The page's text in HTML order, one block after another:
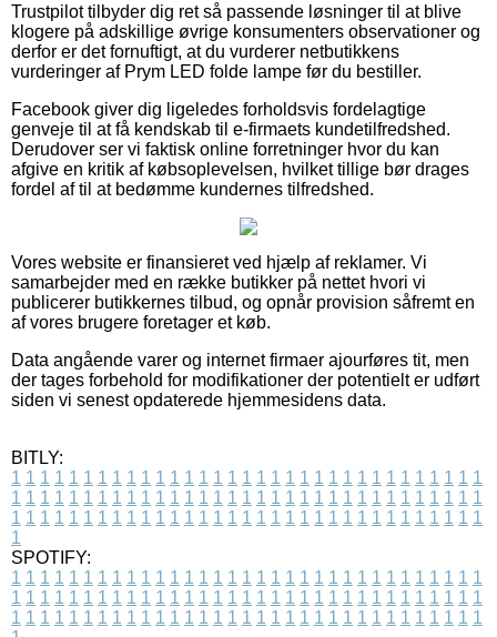
Trustpilot tilbyder dig ret så passende løsninger til at blive
klogere på adskillige øvrige konsumenters observationer og
derfor er det fornuftigt, at du vurderer netbutikkens
vurderinger af Prym LED folde lampe før du bestiller.
Facebook giver dig ligeledes forholdsvis fordelagtige
genveje til at få kendskab til e-firmaets kundetilfredshed.
Derudover ser vi faktisk online forretninger hvor du kan
afgive en kritik af købsoplevelsen, hvilket tillige bør drages
fordel af til at bedømme kundernes tilfredshed.
Vores website er finansieret ved hjælp af reklamer. Vi
samarbejder med en række butikker på nettet hvori vi
publicerer butikkernes tilbud, og opnår provision såfremt en
af vores brugere foretager et køb.
Data angående varer og internet firmaer ajourføres tit, men
der tages forbehold for modifikationer der potentielt er udført
siden vi senest opdaterede hjemmesidens data.
BITLY:
1 1 1 1 1 1 1 1 1 1 1 1 1 1 1 1 1 1 1 1 1 1 1 1 1 1 1 1 1 1 1 1 1
1 1 1 1 1 1 1 1 1 1 1 1 1 1 1 1 1 1 1 1 1 1 1 1 1 1 1 1 1 1 1 1 1
1 1 1 1 1 1 1 1 1 1 1 1 1 1 1 1 1 1 1 1 1 1 1 1 1 1 1 1 1 1 1 1 1
1
SPOTIFY:
1 1 1 1 1 1 1 1 1 1 1 1 1 1 1 1 1 1 1 1 1 1 1 1 1 1 1 1 1 1 1 1 1
1 1 1 1 1 1 1 1 1 1 1 1 1 1 1 1 1 1 1 1 1 1 1 1 1 1 1 1 1 1 1 1 1
1 1 1 1 1 1 1 1 1 1 1 1 1 1 1 1 1 1 1 1 1 1 1 1 1 1 1 1 1 1 1 1 1